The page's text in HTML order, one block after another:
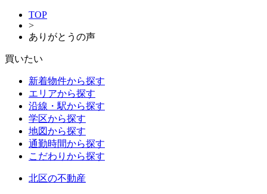
TOP
>
ありがとうの声
買いたい
新着物件から探す
エリアから探す
沿線・駅から探す
学区から探す
地図から探す
通勤時間から探す
こだわりから探す
北区の不動産